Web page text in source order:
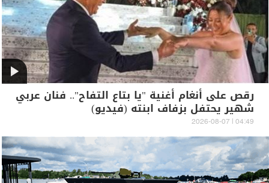
رقص على أنغام أغنية "يا بتاع التفاح".. فنان عربي
شهير يحتفل بزفاف ابنته (فيديو)
04:49 | 2026-08-07